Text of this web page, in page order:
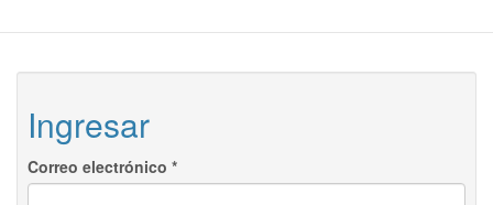
Ingresar
Correo electrónico *